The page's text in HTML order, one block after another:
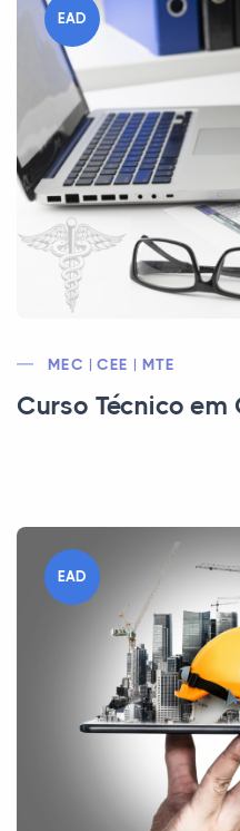
EAD
MEC | CEE | MTE
Curso Técnico em
EAD